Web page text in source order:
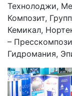
Технолоджи,
Композит,
Кемикал,
–
Гидромания,